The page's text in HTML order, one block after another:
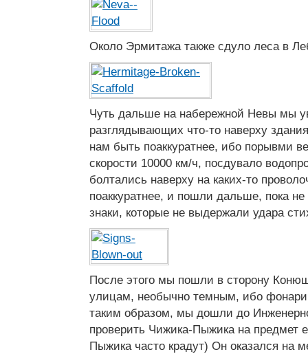
Около Эрмитажа также сдуло леса в
Чуть дальше на набережной Невы мы
разглядывающих что-то наверху
нам быть поаккуратнее, ибо порывми
скорости 10000 км/ч, посдувало
болтались наверху на каких-то
поаккуратнее, и пошли дальше, пока
знаки, которые не выдержали удара
После этого мы пошли в сторону
улицам, необычно темным, ибо фонари
таким образом, мы дошли до
проверить Чижика-Пыжика на предмет
Пыжика часто крадут) Он оказался на